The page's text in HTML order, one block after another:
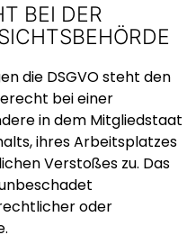
BEI DER
die DSGVO steht den
bei einer
in dem Mitgliedstaat
ihres Arbeitsplatzes
Verstoßes zu. Das
oder